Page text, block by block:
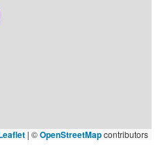
| ©OpenStreetMapcontributors